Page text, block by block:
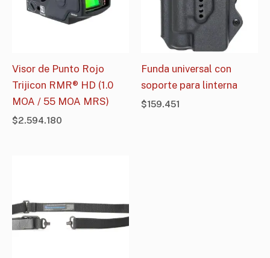
Visor de Punto Rojo
Trijicon RMR® HD (1.0
MOA / 55 MOA MRS)
$2.594.180
Funda universal con
soporte para linterna
$159.451